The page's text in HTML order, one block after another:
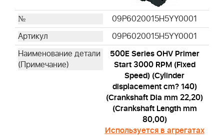
09P6020015H5YY0001
09P6020015H5YY0001
500E Series OHV Primer
Start 3000 RPM (Fixed
Speed) (Cylinder
displacement cm? 140)
(Crankshaft Dia mm 22,20)
(Crankshaft Length mm
80,00)
Используется в агрегатах